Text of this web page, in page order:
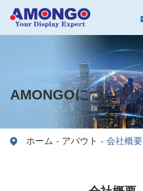
ホーム アバウト 会社概要
AMONGOについて